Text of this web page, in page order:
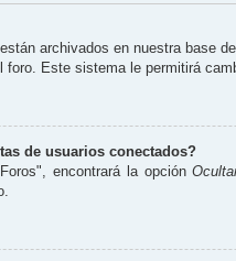
archivados en nuestra base
Este sistema le permitirá
de usuarios conectados?
encontrará la opción